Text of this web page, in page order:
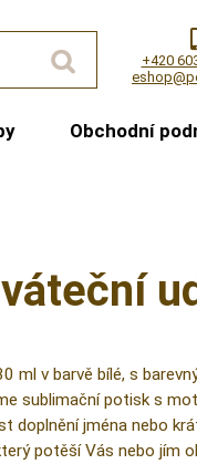
+420
Obchodní
ml v barvě bílé, s
sublimační potisk s
doplnění jména nebo
potěší Vás nebo jím